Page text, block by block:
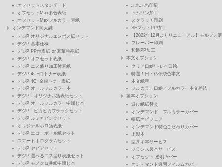
オフセットスタンダード
オフセットMax多色表紙
オフセットMaxフルカラー表紙
オンデマンド同人誌
デジP オリジナルエンボス紙セット
デジP 基本仕様
デジP PP付表紙 or 豪華特殊紙
デジP オフセット表紙
デジP ニス盛り加工付表紙
デジP 4C+白トナー表紙
デジP 4C+金銀トナー表紙
デジP オールフルカラー本
デジP オリジナル箔表紙セット
デジP オールフルカラー中綴じ本
デジP ピカピカブラックセット
デジP ルミネピンクセット
オリジナルホロ箔表紙
デジP エコ・ボール紙セット
スマートホログラムセット
デジP セピアセット
デジP 選べるニス盛り表紙セット
デジP モノクロ共紙中綴じ本
ふわふわ印刷
トムソン加工
スクラッチ印刷
SFマットPP/加工
【2022年12月よりリニューアル】モルフォ
フレーバー印刷
和装PP加工
本文オプション
クリア口絵/トレペ口絵
特選！日・仏伝統色本文
本文紙替
フルカラー口絵／フルカラー本文差込
製本オプション
遊び紙紙替え
オンデマンド フルカラーカバー
幅広オビフェア
オンデマンド特色こだわりカバー
上製本
型ヌキ本サービス
フランス製本サービス
オフセット 透明カバー
オンデマンド透明フィルムカバー